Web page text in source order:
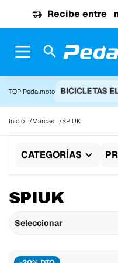
Recibe entre
TOP Pedalmoto BICICLETAS
Inicio Marcas SPIUK
CATEGORÍAS
SPIUK
Seleccionar